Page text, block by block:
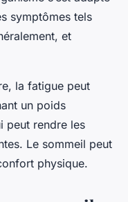
symptômes tels
et
la fatigue peut
un poids
peut rendre les
Le sommeil peut
physique.